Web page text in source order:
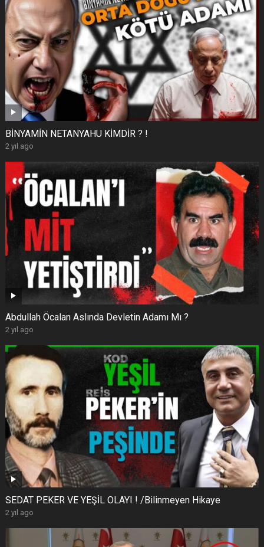
BİNYAMİN NETANYAHU KİMDİR ? !
2 yıl ago
Abdullah Öcalan Aslında Devletin Adamı Mı ?
2 yıl ago
SEDAT PEKER VE YEŞİL OLAYI ! /Bilinmeyen Hikaye
2 yıl ago